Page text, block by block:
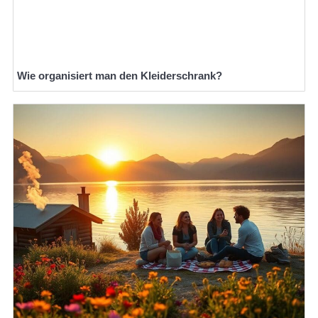
Wie organisiert man den Kleiderschrank?